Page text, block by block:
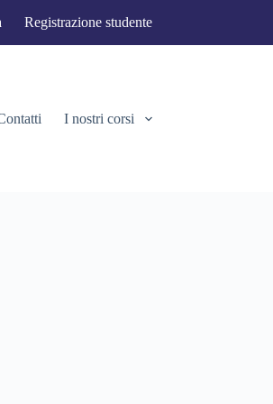
Registrazione studente
I nostri corsi